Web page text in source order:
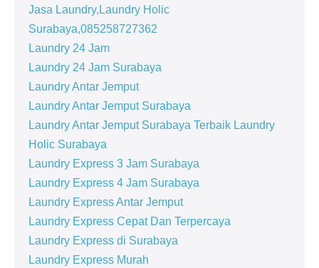
Jasa Laundry,Laundry Holic
Surabaya,085258727362
Laundry 24 Jam
Laundry 24 Jam Surabaya
Laundry Antar Jemput
Laundry Antar Jemput Surabaya
Laundry Antar Jemput Surabaya Terbaik Laundry
Holic Surabaya
Laundry Express 3 Jam Surabaya
Laundry Express 4 Jam Surabaya
Laundry Express Antar Jemput
Laundry Express Cepat Dan Terpercaya
Laundry Express di Surabaya
Laundry Express Murah